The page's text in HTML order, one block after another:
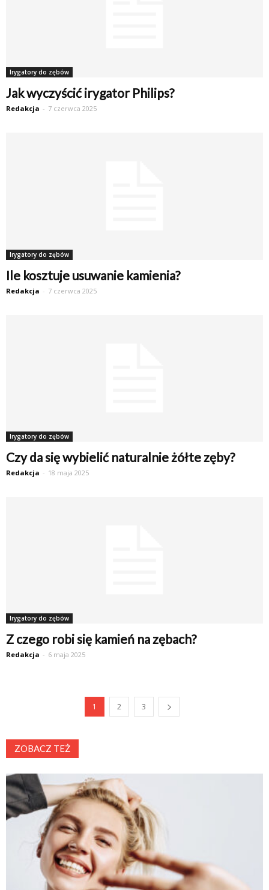
Irygatory do zębów
Jak wyczyścić irygator Philips?
Redakcja - 7 czerwca 2025
Irygatory do zębów
Ile kosztuje usuwanie kamienia?
Redakcja - 7 czerwca 2025
Irygatory do zębów
Czy da się wybielić naturalnie żółte zęby?
Redakcja - 18 maja 2025
Irygatory do zębów
Z czego robi się kamień na zębach?
Redakcja - 6 maja 2025
1 2 3
ZOBACZ TEŻ